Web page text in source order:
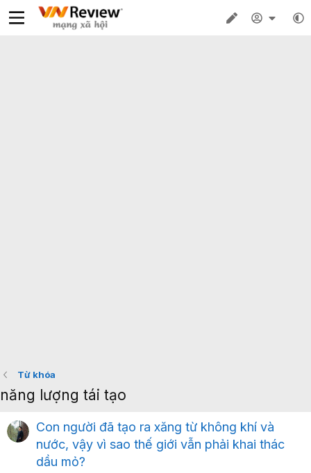
Từ khóa
năng lượng tái tạo
Con người đã tạo ra xăng từ không khí và
nước, vậy vì sao thế giới vẫn phải khai thác
dầu mỏ?